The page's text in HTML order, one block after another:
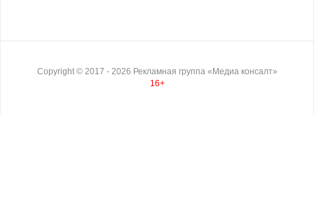
Copyright © 2017 - 2026 Рекламная группа «Медиа консалт»
16+